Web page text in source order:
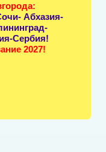
Абхазия-
Сербия!
2027!